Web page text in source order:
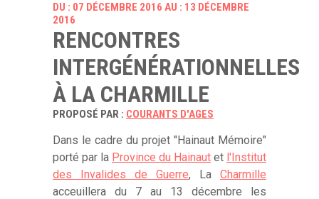
DU : 07 DÉCEMBRE 2016 AU : 13 DÉCEMBRE
2016
RENCONTRES
INTERGÉNÉRATIONNELLES
À LA CHARMILLE
PROPOSÉ PAR : COURANTS D'AGES
Dans le cadre du projet "Hainaut Mémoire"
porté par la Province du Hainaut et l'Institut
des Invalides de Guerre, La Charmille
acceuillera du 7 au 13 décembre les